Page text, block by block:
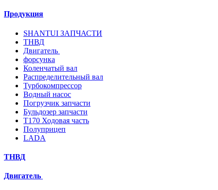
Продукция
SHANTUI ЗАПЧАСТИ
ТНВД
Двигатель
форсунка
Коленчатый вал
Распределительный вал
Турбокомпрессор
Водный насос
Погрузчик запчасти
Бульдозер запчасти
T170 Ходовая часть
Полуприцеп
LADA
ТНВД
Двигатель